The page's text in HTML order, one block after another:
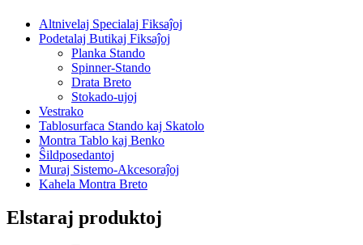
Altnivelaj Specialaj Fiksaĵoj
Podetalaj Butikaj Fiksaĵoj
Planka Stando
Spinner-Stando
Drata Breto
Stokado-ujoj
Vestrako
Tablosurfaca Stando kaj Skatolo
Montra Tablo kaj Benko
Ŝildposedantoj
Muraj Sistemo-Akcesoraĵoj
Kahela Montra Breto
Elstaraj produktoj